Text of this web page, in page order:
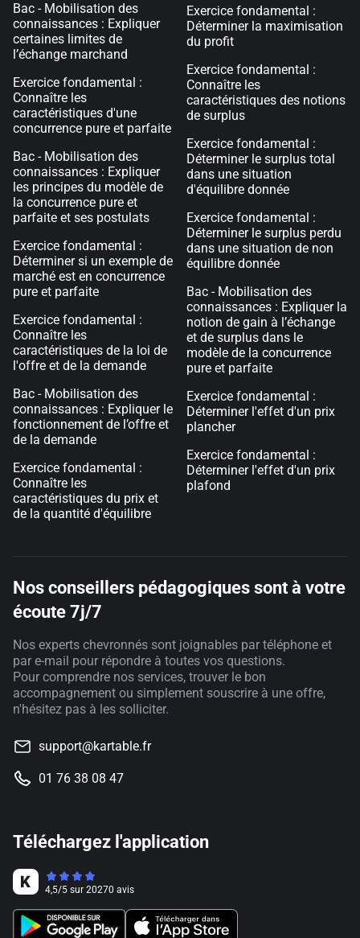
Bac - Mobilisation des
connaissances : Expliquer
certaines limites de
l’échange marchand
Exercice fondamental :
Connaître les
caractéristiques d'une
concurrence pure et parfaite
Bac - Mobilisation des
connaissances : Expliquer
les principes du modèle de
la concurrence pure et
parfaite et ses postulats
Exercice fondamental :
Déterminer si un exemple de
marché est en concurrence
pure et parfaite
Exercice fondamental :
Connaître les
caractéristiques de la loi de
l'offre et de la demande
Bac - Mobilisation des
connaissances : Expliquer le
fonctionnement de l’offre et
de la demande
Exercice fondamental :
Connaître les
caractéristiques du prix et
de la quantité d'équilibre
Exercice fondamental :
Déterminer la maximisation
du profit
Exercice fondamental :
Connaître les
caractéristiques des notions
de surplus
Exercice fondamental :
Déterminer le surplus total
dans une situation
d'équilibre donnée
Exercice fondamental :
Déterminer le surplus perdu
dans une situation de non
équilibre donnée
Bac - Mobilisation des
connaissances : Expliquer la
notion de gain à l’échange
et de surplus dans le
modèle de la concurrence
pure et parfaite
Exercice fondamental :
Déterminer l'effet d'un prix
plancher
Exercice fondamental :
Déterminer l'effet d'un prix
plafond
Nos conseillers pédagogiques sont à votre
écoute 7j/7
Nos experts chevronnés sont joignables par téléphone et
par e-mail pour répondre à toutes vos questions.
Pour comprendre nos services, trouver le bon
accompagnement ou simplement souscrire à une offre,
n'hésitez pas à les solliciter.
support@kartable.fr
01 76 38 08 47
Téléchargez l'application
4,5/5 sur 20270 avis